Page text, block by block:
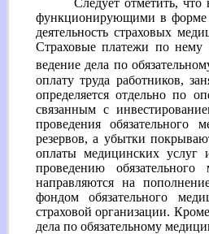
Следует отметить, что
функционирующими в форме
деятельность страховых
Страховые платежи по нему
ведение дела по
оплату труда работников,
определяется отдельно по
связанным с
проведения обязательного
резервов, а убытки
оплаты медицинских услуг
проведению
направляются на
фондом обязательного
страховой организации.
дела по обязательному